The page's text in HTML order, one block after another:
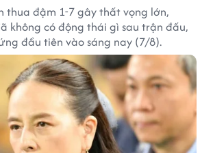
thua đậm 1-7 gây thất vọng lớn,
không có động thái gì sau trận đấu,
đầu tiên vào sáng nay (7/8).